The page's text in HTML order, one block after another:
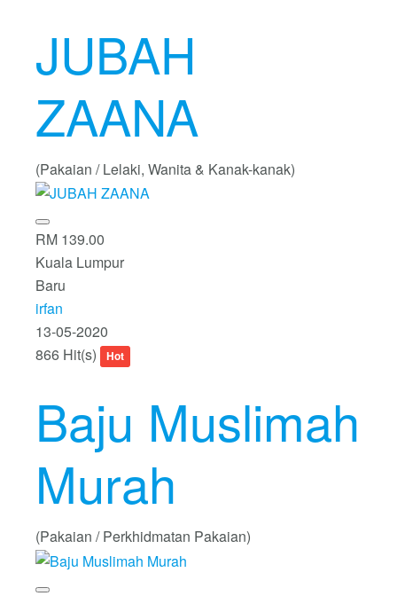
JUBAH
ZAANA
(Pakaian / Lelaki, Wanita & Kanak-kanak)
RM 139.00
Kuala Lumpur
Baru
irfan
13-05-2020
866 Hit(s)
Hot
Baju Muslimah
Murah
(Pakaian / Perkhidmatan Pakaian)